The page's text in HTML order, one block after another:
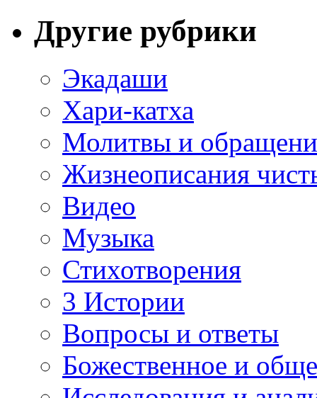
Другие рубрики
Экадаши
Хари-катха
Молитвы и
Жизнеописания
Видео
Музыка
Стихотворения
3 Истории
Вопросы и ответы
Божественное и